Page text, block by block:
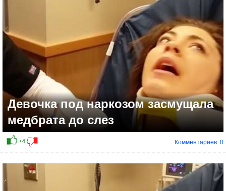
Девочка под наркозом засмущала
медбрата до слез
Комментариев: 0